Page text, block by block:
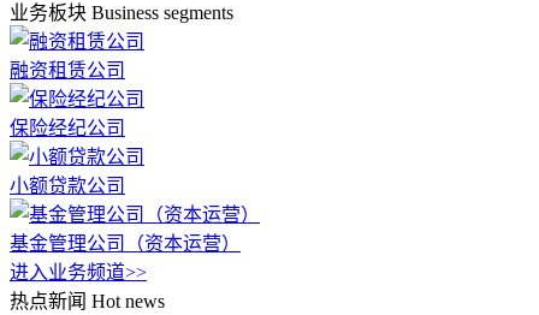
业务板块 Business segments
融资租赁公司
保险经纪公司
小额贷款公司
基金管理公司（资本运营）
进入业务频道>>
热点新闻 Hot news